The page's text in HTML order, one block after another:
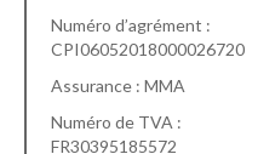
Numéro d’agrément :
CPI06052018000026720
Assurance : MMA
Numéro de TVA :
FR30395185572